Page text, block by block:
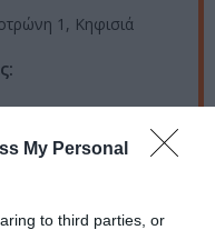
My Personal
to third parties, or
1, Κηφισιά